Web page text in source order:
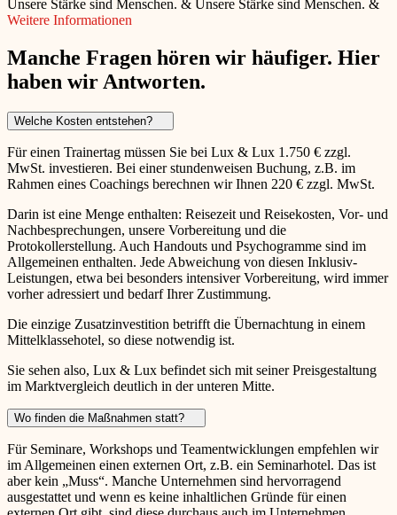
Unsere Stärke sind Menschen. & Unsere Stärke sind Menschen. &
Weitere Informationen
Manche Fragen hören wir häufiger. Hier
haben wir Antworten.
Welche Kosten entstehen?
Für einen Trainertag müssen Sie bei Lux & Lux 1.750 € zzgl.
MwSt. investieren. Bei einer stundenweisen Buchung, z.B. im
Rahmen eines Coachings berechnen wir Ihnen 220 € zzgl. MwSt.
Darin ist eine Menge enthalten: Reisezeit und Reisekosten, Vor- und
Nachbesprechungen, unsere Vorbereitung und die
Protokollerstellung. Auch Handouts und Psychogramme sind im
Allgemeinen enthalten. Jede Abweichung von diesen Inklusiv-
Leistungen, etwa bei besonders intensiver Vorbereitung, wird immer
vorher adressiert und bedarf Ihrer Zustimmung.
Die einzige Zusatzinvestition betrifft die Übernachtung in einem
Mittelklassehotel, so diese notwendig ist.
Sie sehen also, Lux & Lux befindet sich mit seiner Preisgestaltung
im Marktvergleich deutlich in der unteren Mitte.
Wo finden die Maßnahmen statt?
Für Seminare, Workshops und Teamentwicklungen empfehlen wir
im Allgemeinen einen externen Ort, z.B. ein Seminarhotel. Das ist
aber kein „Muss“. Manche Unternehmen sind hervorragend
ausgestattet und wenn es keine inhaltlichen Gründe für einen